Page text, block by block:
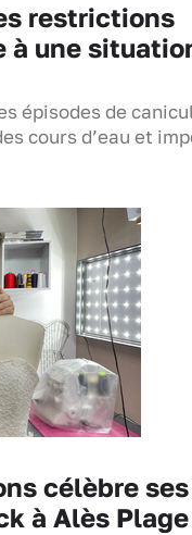
restrictions
à une
épisodes de
cours d’eau et
célèbre
à Alès Plage